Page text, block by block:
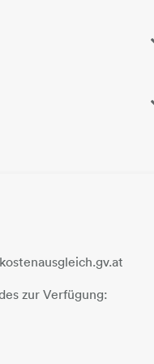
zur Verfügung: